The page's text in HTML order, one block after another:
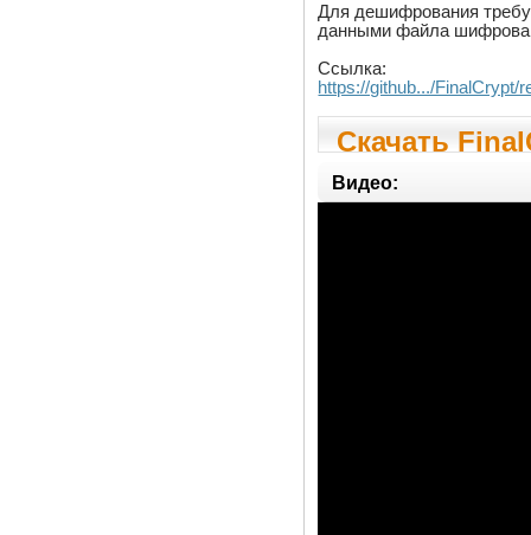
Для дешифрования
данными файла
Ссылка:
https://github.../FinalCrypt/
Скачать
Видео: